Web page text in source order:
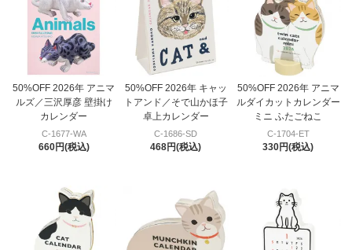
50%OFF 2026年 アニマ
ルズ／三沢厚彦 壁掛け
カレンダー
C-1677-WA
660円(税込)
50%OFF 2026年 キャッ
トアンド／そで山かほ子
卓上カレンダー
C-1686-SD
468円(税込)
50%OFF 2026年 アニマ
ルダイカットカレンダー
ミニ ふたごねこ
C-1704-ET
330円(税込)